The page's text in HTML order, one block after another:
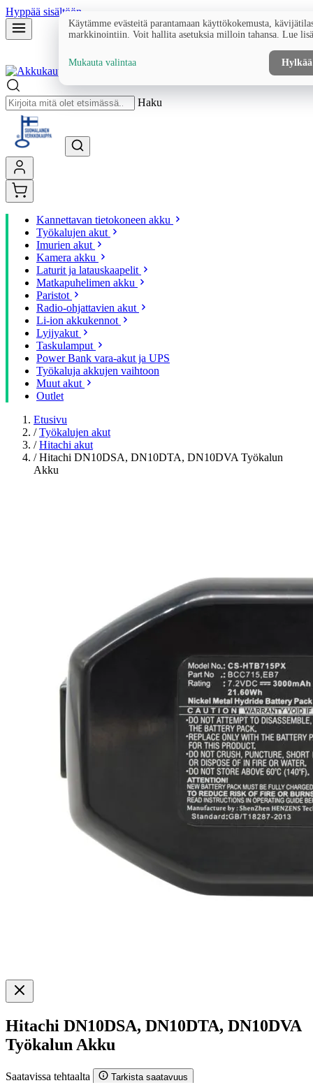
Hyppää sisältöön
Haku
Kannettavan tietokoneen akku
Työkalujen akut
Imurien akut
Kamera akku
Laturit ja latauskaapelit
Matkapuhelimen akku
Paristot
Radio-ohjattavien akut
Li-ion akkukennot
Lyijyakut
Taskulamput
Power Bank vara-akut ja UPS
Työkaluja akkujen vaihtoon
Muut akut
Outlet
Etusivu
/ Työkalujen akut
/ Hitachi akut
/ Hitachi DN10DSA, DN10DTA, DN10DVA Työkalun
Akku
Hitachi DN10DSA, DN10DTA, DN10DVA
Työkalun Akku
Saatavissa tehtaalta Tarkista saatavuus
Käytämme evästeitä parantamaan käyttökokemusta,
markkinointiin. Voit hallita asetuksia milloin tahansa. Lue
Mukauta valintaa Hylkää